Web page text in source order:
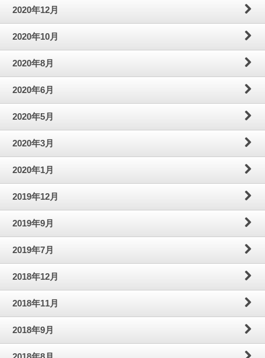
2020年12月
2020年10月
2020年8月
2020年6月
2020年5月
2020年3月
2020年1月
2019年12月
2019年9月
2019年7月
2018年12月
2018年11月
2018年9月